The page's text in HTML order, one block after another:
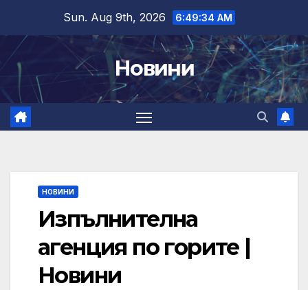
content
Sun. Aug 9th, 2026 6:49:34 AM
Новини
НОВИНИ
Изпълнителна
агенция по горите |
Новини